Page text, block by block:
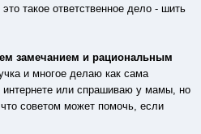
такое ответственное дело - шить
замечанием и рациональным
и многое делаю как сама
или спрашиваю у мамы, но
советом может помочь, если